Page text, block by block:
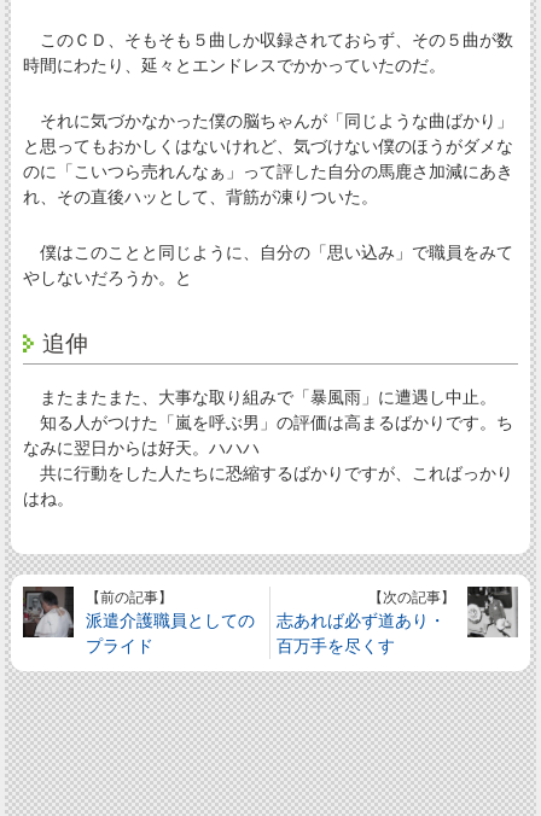
このＣＤ、そもそも５曲しか収録されておらず、その５曲が数
時間にわたり、延々とエンドレスでかかっていたのだ。
それに気づかなかった僕の脳ちゃんが「同じような曲ばかり」
と思ってもおかしくはないけれど、気づけない僕のほうがダメな
のに「こいつら売れんなぁ」って評した自分の馬鹿さ加減にあき
れ、その直後ハッとして、背筋が凍りついた。
僕はこのことと同じように、自分の「思い込み」で職員をみて
やしないだろうか。と
追伸
またまたまた、大事な取り組みで「暴風雨」に遭遇し中止。
知る人がつけた「嵐を呼ぶ男」の評価は高まるばかりです。ち
なみに翌日からは好天。ハハハ
共に行動をした人たちに恐縮するばかりですが、こればっかり
はね。
【前の記事】
派遣介護職員としての
プライド
【次の記事】
志あれば必ず道あり・
百万手を尽くす